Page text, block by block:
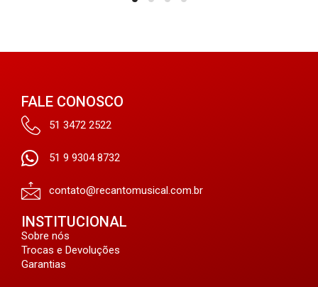
FALE CONOSCO
51 3472 2522
51 9 9304 8732
contato@recantomusical.com.br
INSTITUCIONAL
Sobre nós
Trocas e Devoluções
Garantias